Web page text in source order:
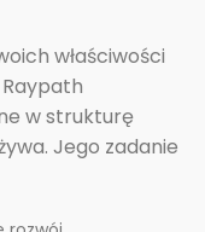
właściwości
w strukturę
Jego zadanie